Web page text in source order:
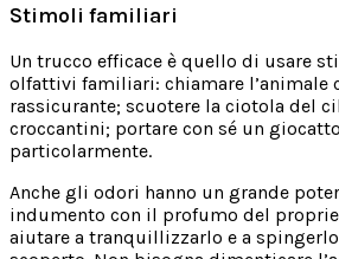
Stimoli familiari
Un trucco efficace è quello di usare
olfattivi familiari: chiamare l’animale
rassicurante; scuotere la ciotola del
croccantini; portare con sé un
particolarmente.
Anche gli odori hanno un grande
indumento con il profumo del
aiutare a tranquillizzarlo e a